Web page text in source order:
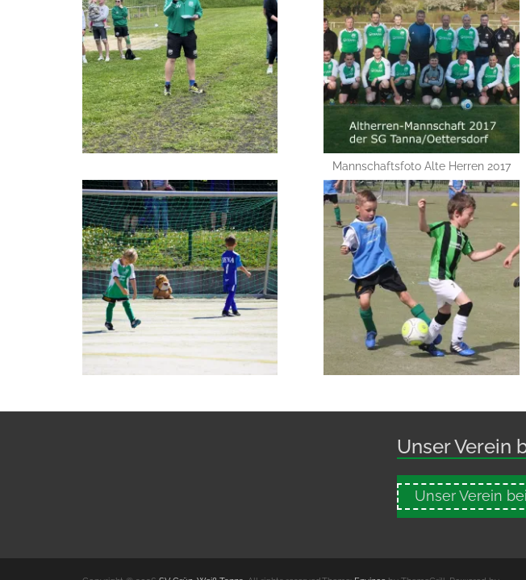
Mannschaftsfoto Alte Herren 2017
Unser Verein
Unser Verein